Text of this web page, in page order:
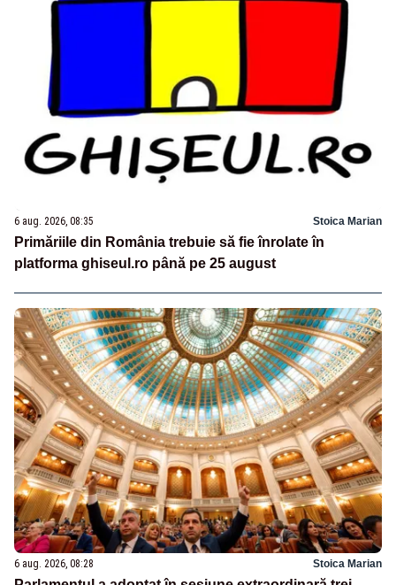
6 aug. 2026, 08:35 Stoica Marian
Primăriile din România trebuie să fie înrolate în
platforma ghiseul.ro până pe 25 august
6 aug. 2026, 08:28 Stoica Marian